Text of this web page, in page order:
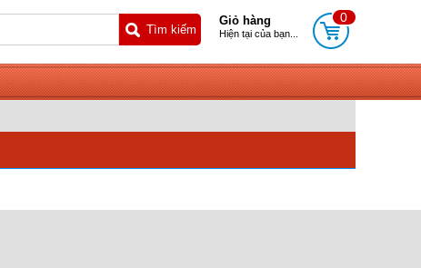
0
Giỏ hàng
Hiện tại của bạn...